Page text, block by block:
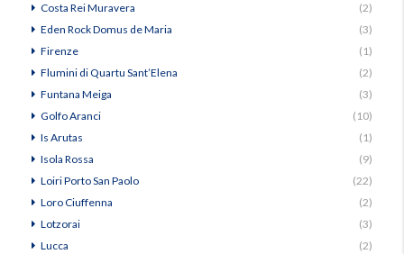
Costa Rei Muravera
(2)
Eden Rock Domus de Maria
(3)
Firenze
(1)
Flumini di Quartu Sant’Elena
(2)
Funtana Meiga
(3)
Golfo Aranci
(10)
Is Arutas
(1)
Isola Rossa
(9)
Loiri Porto San Paolo
(22)
Loro Ciuffenna
(2)
Lotzorai
(3)
Lucca
(2)